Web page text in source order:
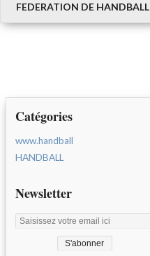
FEDERATION DE HANDBALL
Catégories
www.handball
HANDBALL
Newsletter